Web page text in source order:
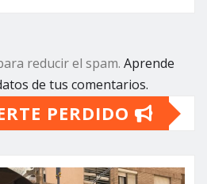
reducir el spam. Aprende
de tus comentarios.
PERDIDO